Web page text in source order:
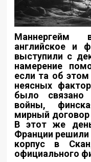
Маннергейм
английское и
выступили с
намерение
если та об
неясных
было связано
войны,
мирный
В этот же
Франции решили
корпус в
официального